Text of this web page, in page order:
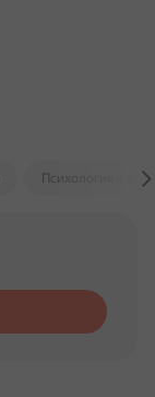
Психология и